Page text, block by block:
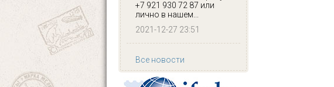
+7 921 930 72 87 или
лично в нашем...
2021-12-27 23:51
Все новости